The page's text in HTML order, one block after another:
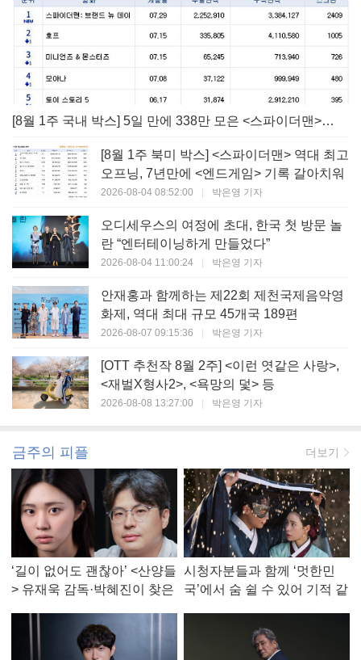
[8월 1주 국내 박스] 5일 만에 338만 모은 <스파이더맨> 극장가 235% 대반등, <호프>는 400만 돌파
[8월 1주 북미 박스] <스파이더맨> 역대 최고
오프닝, 7년만에 <엔드게임> 기록 갈아치워
2026-08-04 08:52:00 | 박은영 기자
오디세우스의 여정에 초대, 한국 첫 방문 놀
란 “엔터테이닝하게 만들었다”
2026-08-04 11:00:24 | 박은영 기자
안재홍과 함께하는 제22회 제천국제음악영
화제, 역대 최대 규모 45개국 189편
2026-08-07 09:15:36 | 박은영 기자
[OTT 추천작 8월 2주] <이런 엿같은 사랑>,
<재벌X형사2>, <욕망의 덫> 등
2026-08-08 13:27:00 | 박은영 기자
금주의 피플 더보기
‘길이 없어도 괜찮아’ <산양들
> 유재욱 감독·박혜진이 찾은
시청자분들과 함께 ‘멋한민
국’에서 숨 쉴 수 있어 기적 같